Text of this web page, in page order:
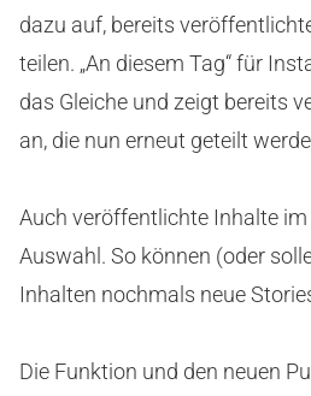
dazu auf, bereits
teilen. „An diesem Tag“ für
das Gleiche und zeigt bereits
an, die nun erneut geteilt
Auch veröffentlichte Inhalte im
Auswahl. So können (oder
Inhalten nochmals neue
Die Funktion und den neuen